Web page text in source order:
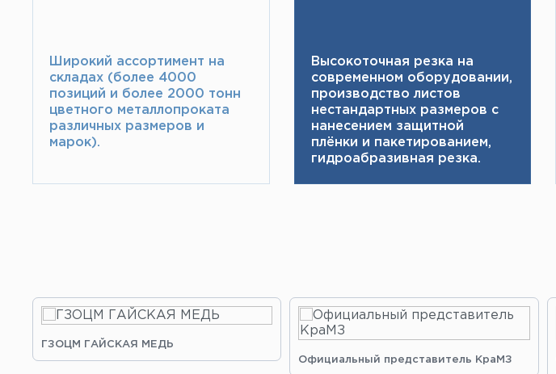
Широкий ассортимент на
складах (более 4000
позиций и более 2000 тонн​
цветного металлопроката
различных размеров и
марок).
Высокоточная резка на
современном оборудовании,
производство листов
нестандартных размеров с
нанесением защитной
плёнки и пакетированием,
гидроабразивная резка.
ГЗОЦМ ГАЙСКАЯ МЕДЬ
Официальный представитель КраМЗ